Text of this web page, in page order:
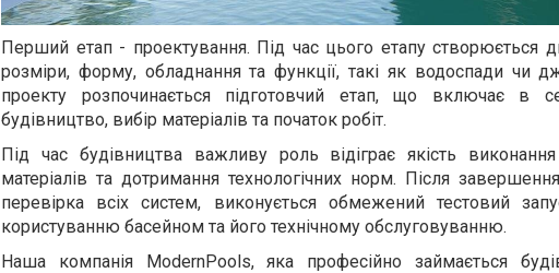
Перший етап - проектування. Під час цього етапу створюється
розміри, форму, обладнання та функції, такі як водоспади чи
проекту розпочинається підготовчий етап, що включає в
будівництво, вибір матеріалів та початок робіт.
Під час будівництва важливу роль відіграє якість
матеріалів та дотримання технологічних норм. Після
перевірка всіх систем, виконується обмежений тестовий
користуванню басейном та його технічному обслуговуванню.
Наша компанія ModernPools, яка професійно займається